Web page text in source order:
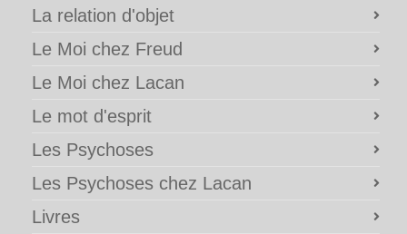
La relation d'objet
Le Moi chez Freud
Le Moi chez Lacan
Le mot d'esprit
Les Psychoses
Les Psychoses chez Lacan
Livres